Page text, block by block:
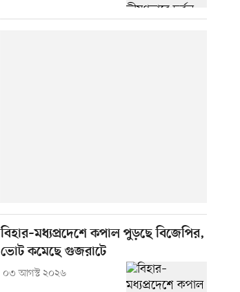
বিহার–মধ্যপ্রদেশে কপাল পুড়ছে বিজেপির,
ভোট কমেছে গুজরাটে
০৩ আগস্ট ২০২৬